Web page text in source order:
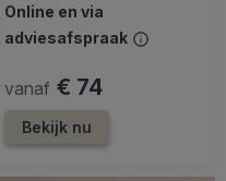
Online en via
adviesafspraak
vanaf € 74
Bekijk nu